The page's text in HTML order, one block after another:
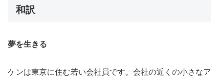
和訳
夢を生きる
ケンは東京に住む若い会社員です。会社の近くの小さなア